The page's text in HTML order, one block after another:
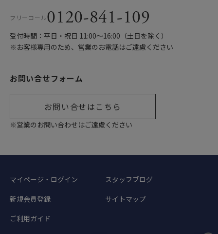
フリーコール0120-841-109
受付時間：平日・祝日 11:00〜16:00（土日を除く）
※お客様専用のため、営業のお電話はご遠慮ください
お問い合せフォーム
お問い合せはこちら
※営業のお問い合わせはご遠慮ください
マイページ・ログイン
新規会員登録
ご利用ガイド
スタッフブログ
サイトマップ